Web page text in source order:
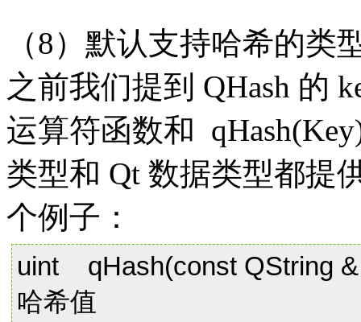
（8）默认支持哈希的类
之前我们提到 QHash 的
运算符函数和
类型和 Qt 数据类型都提
个例子：
uint qHash(const QString
哈希值